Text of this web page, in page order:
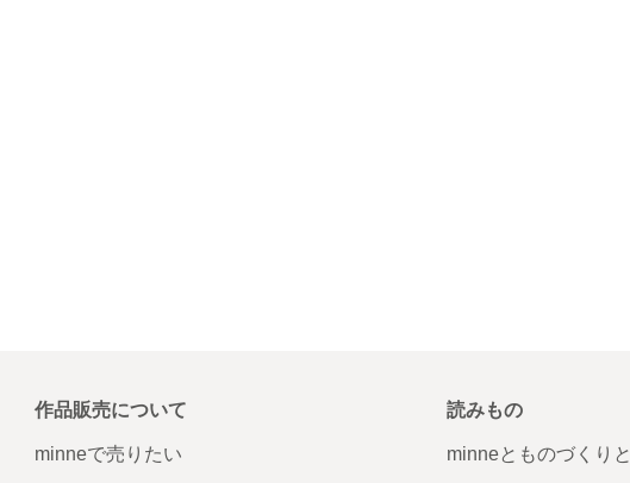
作品販売について
minneで売りたい
読みもの
minneとものづくりと